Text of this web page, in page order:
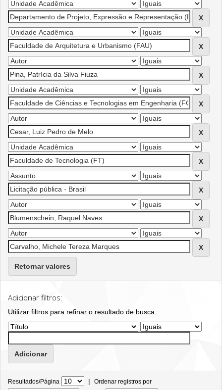
Retornar valores
Adicionar filtros:
Utilizar filtros para refinar o resultado de busca.
Resultados/Página | Ordenar registros por